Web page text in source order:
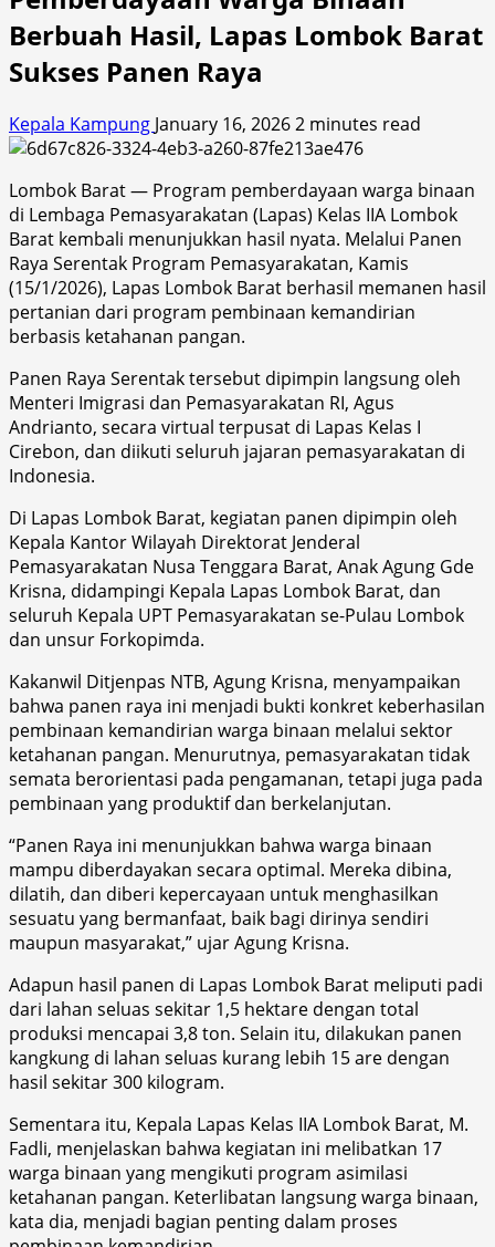
Berbuah Hasil, Lapas Lombok Barat
Sukses Panen Raya
Kepala Kampung January 16, 20262 minutes read
Lombok Barat — Program pemberdayaan warga binaan
di Lembaga Pemasyarakatan (Lapas) Kelas IIA Lombok
Barat kembali menunjukkan hasil nyata. Melalui Panen
Raya Serentak Program Pemasyarakatan, Kamis
(15/1/2026), Lapas Lombok Barat berhasil memanen hasil
pertanian dari program pembinaan kemandirian
berbasis ketahanan pangan.
Panen Raya Serentak tersebut dipimpin langsung oleh
Menteri Imigrasi dan Pemasyarakatan RI, Agus
Andrianto, secara virtual terpusat di Lapas Kelas I
Cirebon, dan diikuti seluruh jajaran pemasyarakatan di
Indonesia.
Di Lapas Lombok Barat, kegiatan panen dipimpin oleh
Kepala Kantor Wilayah Direktorat Jenderal
Pemasyarakatan Nusa Tenggara Barat, Anak Agung Gde
Krisna, didampingi Kepala Lapas Lombok Barat, dan
seluruh Kepala UPT Pemasyarakatan se-Pulau Lombok
dan unsur Forkopimda.
Kakanwil Ditjenpas NTB, Agung Krisna, menyampaikan
bahwa panen raya ini menjadi bukti konkret keberhasilan
pembinaan kemandirian warga binaan melalui sektor
ketahanan pangan. Menurutnya, pemasyarakatan tidak
semata berorientasi pada pengamanan, tetapi juga pada
pembinaan yang produktif dan berkelanjutan.
“Panen Raya ini menunjukkan bahwa warga binaan
mampu diberdayakan secara optimal. Mereka dibina,
dilatih, dan diberi kepercayaan untuk menghasilkan
sesuatu yang bermanfaat, baik bagi dirinya sendiri
maupun masyarakat,” ujar Agung Krisna.
Adapun hasil panen di Lapas Lombok Barat meliputi padi
dari lahan seluas sekitar 1,5 hektare dengan total
produksi mencapai 3,8 ton. Selain itu, dilakukan panen
kangkung di lahan seluas kurang lebih 15 are dengan
hasil sekitar 300 kilogram.
Sementara itu, Kepala Lapas Kelas IIA Lombok Barat, M.
Fadli, menjelaskan bahwa kegiatan ini melibatkan 17
warga binaan yang mengikuti program asimilasi
ketahanan pangan. Keterlibatan langsung warga binaan,
kata dia, menjadi bagian penting dalam proses